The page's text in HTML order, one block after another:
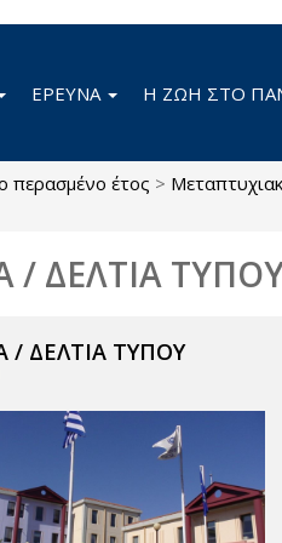
ΕΡΕΥΝΑ Η ΖΩΗ ΣΤΟ
περασμένο έτος >
/ ΔΕΛΤΙΑ
/ ΔΕΛΤΙΑ ΤΥΠΟΥ